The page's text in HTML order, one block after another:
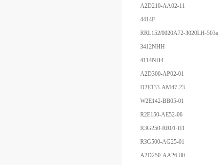
A2D210-AA02-11
4414F
RRL152/0020A72-3020LH-
3412NHH
4114NH4
A2D300-AP02-01
D2E133-AM47-23
W2E142-BB05-01
R2E150-AE52-06
R3G250-RR01-H1
R3G500-AG25-01
A2D250-AA26-80